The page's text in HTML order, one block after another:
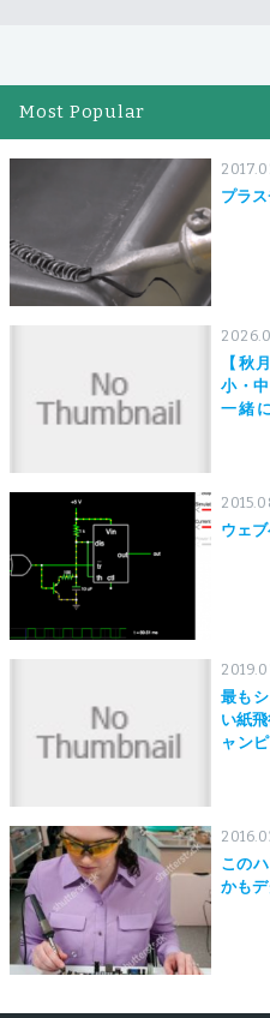
Most Popular
プラ
【秋
小・
一緒
ウェ
最も
い紙
ャン
この
かも